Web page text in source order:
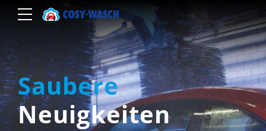
Saubere
Neuigkeiten